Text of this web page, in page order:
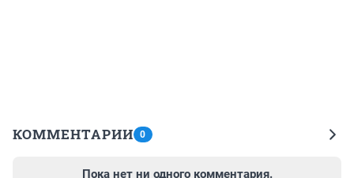
КОММЕНТАРИИ 0
Пока нет ни одного комментария.